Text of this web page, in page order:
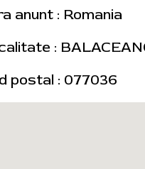
anunt : Romania
:
postal : 077036